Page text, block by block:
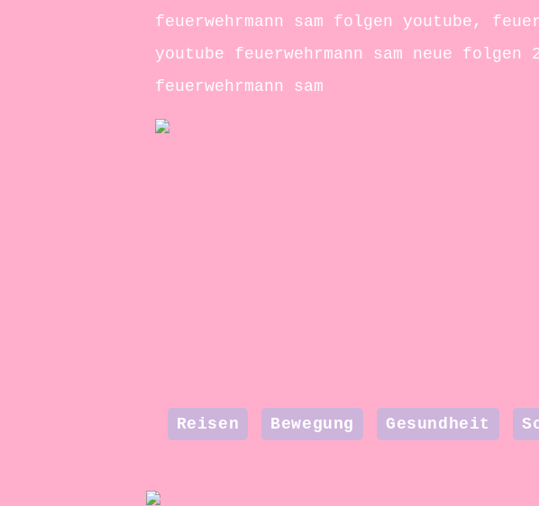
feuerwehrmann sam folgen youtube,
youtube feuerwehrmann sam neue
feuerwehrmann sam
Reisen Bewegung Gesundheit